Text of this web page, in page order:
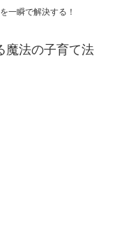
一瞬で解決する！
魔法の子育て法